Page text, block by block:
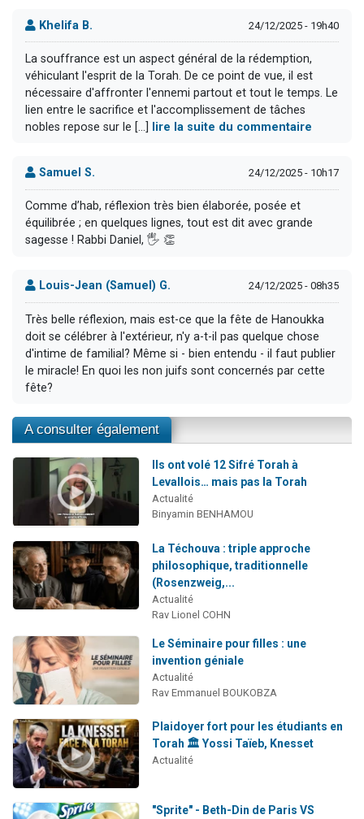
Khelifa B. 24/12/2025 - 19h40
La souffrance est un aspect général de la rédemption,
véhiculant l'esprit de la Torah. De ce point de vue, il est
nécessaire d'affronter l'ennemi partout et tout le temps. Le
lien entre le sacrifice et l'accomplissement de tâches
nobles repose sur le [...]
lire la suite du commentaire
Samuel S. 24/12/2025 - 10h17
Comme d’hab, réflexion très bien élaborée, posée et
équilibrée ; en quelques lignes, tout est dit avec grande
sagesse ! Rabbi Daniel, 🖐 👏
Louis-Jean (Samuel) G. 24/12/2025 - 08h35
Très belle réflexion, mais est-ce que la fête de Hanoukka
doit se célébrer à l'extérieur, n'y a-t-il pas quelque chose
d'intime de familial? Même si - bien entendu - il faut publier
le miracle! En quoi les non juifs sont concernés par cette
fête?
A consulter également
Ils ont volé 12 Sifré Torah à
Levallois… mais pas la Torah
Actualité
Binyamin BENHAMOU
La Téchouva : triple approche
philosophique, traditionnelle
(Rosenzweig,...
Actualité
Rav Lionel COHN
Le Séminaire pour filles : une
invention géniale
Actualité
Rav Emmanuel BOUKOBZA
Plaidoyer fort pour les étudiants en
Torah 🏛️ Yossi Taïeb, Knesset
Actualité
"Sprite" - Beth-Din de Paris VS